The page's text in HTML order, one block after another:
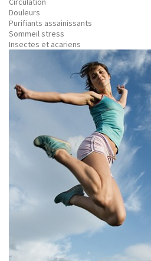
Douleurs
Purifiants assainissants
Sommeil stress
Insectes et acariens